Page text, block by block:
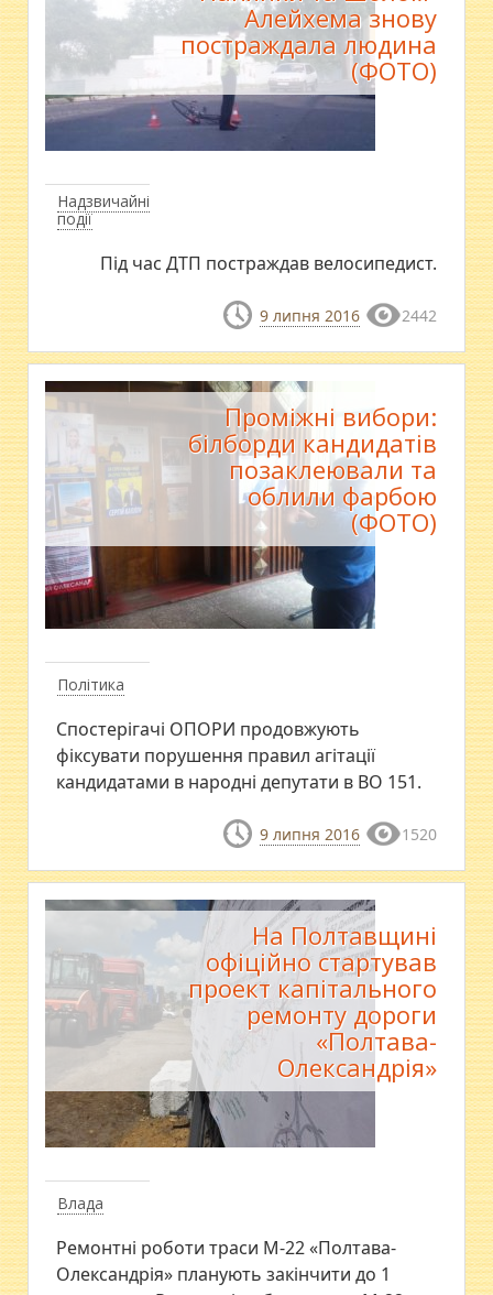
Надзвичайні
події
Алейхема знову
постраждала людина
(ФОТО)
Під час ДТП постраждав велосипедист.
9 липня 2016 2442
Політика
Проміжні вибори:
білборди кандидатів
позаклеювали та
облили фарбою
(ФОТО)
Спостерігачі ОПОРИ продовжують
фіксувати порушення правил агітації
кандидатами в народні депутати в ВО 151.
9 липня 2016 1520
Влада
На Полтавщині
офіційно стартував
проект капітального
ремонту дороги
«Полтава-
Олександрія»
Ремонтні роботи траси М-22 «Полтава-
Олександрія» планують закінчити до 1